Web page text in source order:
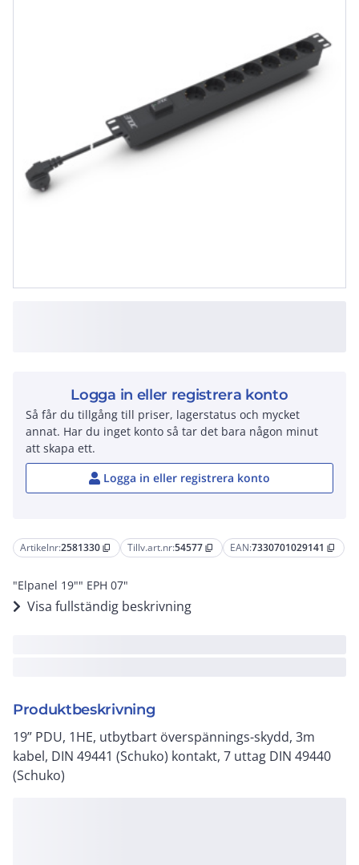
Artikelnr:2581330 content_copy Tillv.art.nr:54577 content_copy EAN:7330701029141 content_copy
"Elpanel 19"" EPH 07"
Visa fullständig beskrivning
Produktbeskrivning
19” PDU, 1HE, utbytbart överspännings-skydd, 3m
kabel, DIN 49441 (Schuko) kontakt, 7 uttag DIN 49440
(Schuko)
Logga in eller registrera konto
Så får du tillgång till priser, lagerstatus och mycket
annat. Har du inget konto så tar det bara någon minut
att skapa ett.
Logga in eller registrera konto